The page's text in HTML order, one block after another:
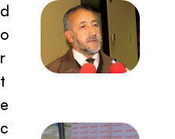
d
o
r
t
e
c